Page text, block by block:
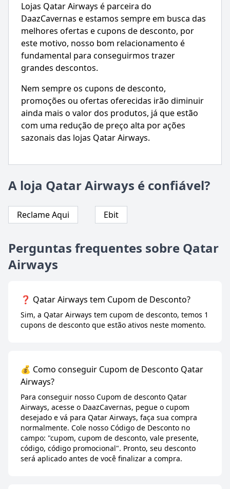
Lojas Qatar Airways é parceira do
DaazCavernas e estamos sempre em busca das
melhores ofertas e cupons de desconto, por
este motivo, nosso bom relacionamento é
fundamental para conseguirmos trazer
grandes descontos.
Nem sempre os cupons de desconto,
promoções ou ofertas oferecidas irão diminuir
ainda mais o valor dos produtos, já que estão
com uma redução de preço alta por ações
sazonais das lojas Qatar Airways.
A loja Qatar Airways é confiável?
Reclame Aqui Ebit
Perguntas frequentes sobre Qatar
Airways
❓ Qatar Airways tem Cupom de Desconto?
Sim, a Qatar Airways tem cupom de desconto, temos 1
cupons de desconto que estão ativos neste momento.
💰 Como conseguir Cupom de Desconto Qatar
Airways?
Para conseguir nosso Cupom de desconto Qatar
Airways, acesse o DaazCavernas, pegue o cupom
desejado e vá para Qatar Airways, faça sua compra
normalmente. Cole nosso Código de Desconto no
campo: "cupom, cupom de desconto, vale presente,
código, código promocional". Pronto, seu desconto
será aplicado antes de você finalizar a compra.